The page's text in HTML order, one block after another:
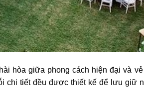
hòa giữa phong cách hiện đại và vẻ
chi tiết đều được thiết kế để lưu giữ